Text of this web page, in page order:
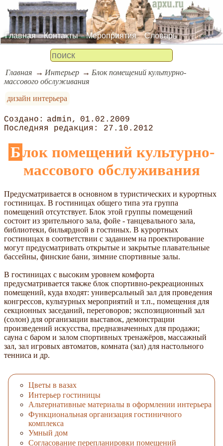
Главная Контакты Мероприятия Словарь
Главная Интерьер
Блок помещений культурно-
массового обслуживания
дизайн интерьера
admin
01.02.2009
27.10.2012
Блок помещений культурно-
массового обслуживания
Предусматривается в основном в туристических и курортных
гостиницах. В гостиницах общего типа эта группа
помещений отсутствует. Блок этой группы помещений
состоит из зрительного зала, фойе - танцевального зала,
библиотеки, бильярдной в гостиных. В курортных
гостиницах в соответствии с заданием на проектирование
могут предусматривать открытые и закрытые плавательные
бассейны, финские бани, зимние спортивные залы.
В гостиницах с высоким уровнем комфорта
предусматривается также блок спортивно-рекреационных
помещений, куда входят: универсальный зал для проведения
конгрессов, культурных мероприятий и т.п., помещения для
секционных заседаний, переговоров; экспозиционный зал
(солон) для организации выставок, демонстрации
произведений искусства, предназначенных для продажи;
сауна с баром и залом спортивных тренажёров, массажный
зал, зал игровых автоматов, комната (зал) для настольного
тенниса и др.
Цветы в вазах
Интерьер гостиницы
Альтернативные материалы в оформлении интерьера
Функциональная организация гостиничного
комплекса
Умный дом
Согласование перепланировки помещений